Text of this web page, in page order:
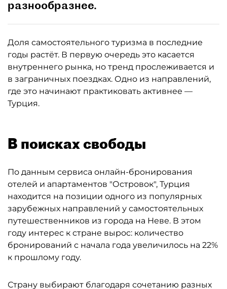
разнообразнее.
Доля самостоятельного туризма в последние
годы растёт. В первую очередь это касается
внутреннего рынка, но тренд прослеживается и
в заграничных поездках. Одно из направлений,
где это начинают практиковать активнее —
Турция.
В поисках свободы
По данным сервиса онлайн-бронирования
отелей и апартаментов "Островок", Турция
находится на позиции одного из популярных
зарубежных направлений у самостоятельных
путешественников из города на Неве. В этом
году интерес к стране вырос: количество
бронирований с начала года увеличилось на 22%
к прошлому году.
Страну выбирают благодаря сочетанию разных